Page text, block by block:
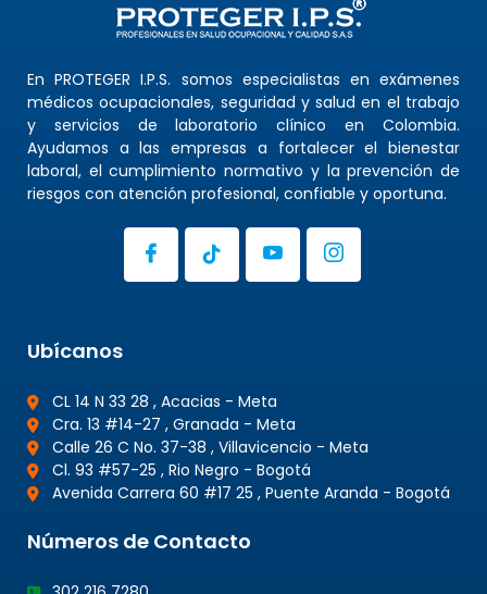
En PROTEGER I.P.S. somos especialistas en exámenes
médicos ocupacionales, seguridad y salud en el trabajo
y servicios de laboratorio clínico en Colombia.
Ayudamos a las empresas a fortalecer el bienestar
laboral, el cumplimiento normativo y la prevención de
riesgos con atención profesional, confiable y oportuna.
Ubícanos
CL 14 N 33 28 , Acacias - Meta
Cra. 13 #14-27 , Granada - Meta
Calle 26 C No. 37-38 , Villavicencio - Meta
Cl. 93 #57-25 , Rio Negro - Bogotá
Avenida Carrera 60 #17 25 , Puente Aranda - Bogotá
Números de Contacto